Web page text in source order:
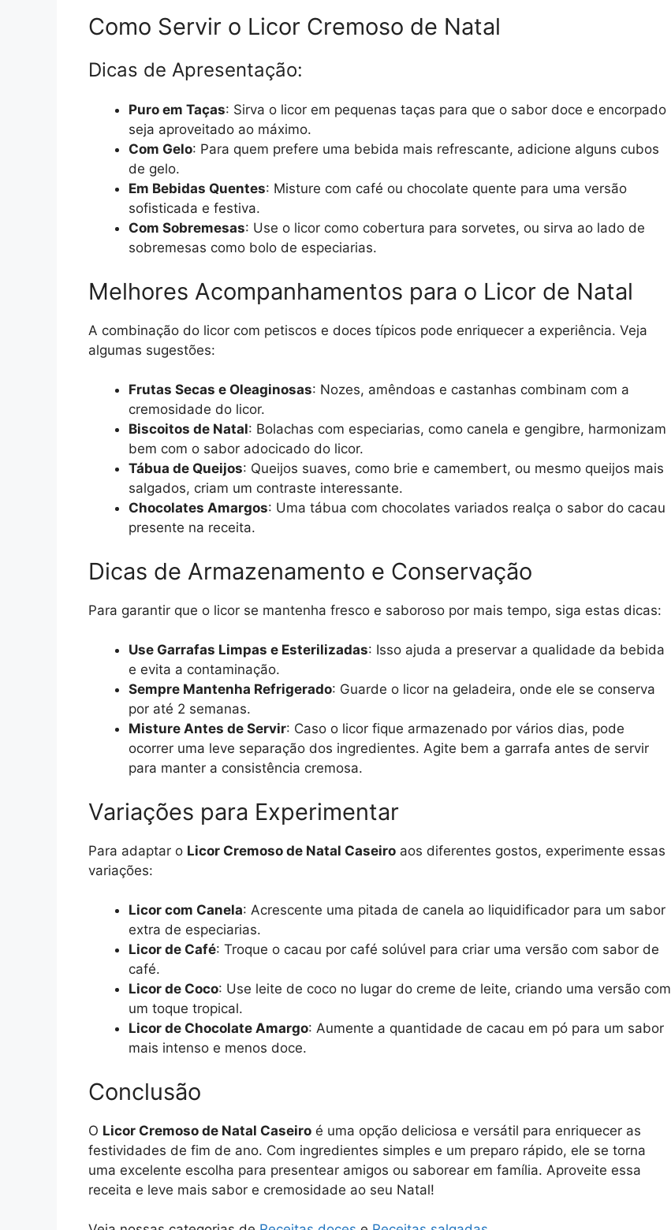
Como Servir o Licor Cremoso de Natal
Dicas de Apresentação:
Puro em Taças: Sirva o licor em pequenas taças para que o sabor doce e encorpado
seja aproveitado ao máximo.
Com Gelo: Para quem prefere uma bebida mais refrescante, adicione alguns cubos
de gelo.
Em Bebidas Quentes: Misture com café ou chocolate quente para uma versão
sofisticada e festiva.
Com Sobremesas: Use o licor como cobertura para sorvetes, ou sirva ao lado de
sobremesas como bolo de especiarias.
Melhores Acompanhamentos para o Licor de Natal
A combinação do licor com petiscos e doces típicos pode enriquecer a experiência. Veja
algumas sugestões:
Frutas Secas e Oleaginosas: Nozes, amêndoas e castanhas combinam com a
cremosidade do licor.
Biscoitos de Natal: Bolachas com especiarias, como canela e gengibre, harmonizam
bem com o sabor adocicado do licor.
Tábua de Queijos: Queijos suaves, como brie e camembert, ou mesmo queijos mais
salgados, criam um contraste interessante.
Chocolates Amargos: Uma tábua com chocolates variados realça o sabor do cacau
presente na receita.
Dicas de Armazenamento e Conservação
Para garantir que o licor se mantenha fresco e saboroso por mais tempo, siga estas dicas:
Use Garrafas Limpas e Esterilizadas: Isso ajuda a preservar a qualidade da bebida
e evita a contaminação.
Sempre Mantenha Refrigerado: Guarde o licor na geladeira, onde ele se conserva
por até 2 semanas.
Misture Antes de Servir: Caso o licor fique armazenado por vários dias, pode
ocorrer uma leve separação dos ingredientes. Agite bem a garrafa antes de servir
para manter a consistência cremosa.
Variações para Experimentar
Para adaptar o Licor Cremoso de Natal Caseiro aos diferentes gostos, experimente essas
variações:
Licor com Canela: Acrescente uma pitada de canela ao liquidificador para um sabor
extra de especiarias.
Licor de Café: Troque o cacau por café solúvel para criar uma versão com sabor de
café.
Licor de Coco: Use leite de coco no lugar do creme de leite, criando uma versão com
um toque tropical.
Licor de Chocolate Amargo: Aumente a quantidade de cacau em pó para um sabor
mais intenso e menos doce.
Conclusão
O Licor Cremoso de Natal Caseiro é uma opção deliciosa e versátil para enriquecer as
festividades de fim de ano. Com ingredientes simples e um preparo rápido, ele se torna
uma excelente escolha para presentear amigos ou saborear em família. Aproveite essa
receita e leve mais sabor e cremosidade ao seu Natal!